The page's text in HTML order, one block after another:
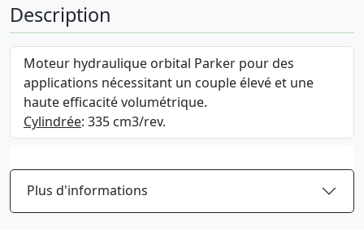
Description
Moteur hydraulique orbital Parker pour des
applications nécessitant un couple élevé et une
haute efficacité volumétrique.
Cylindrée: 335 cm3/rev.
Plus d'informations